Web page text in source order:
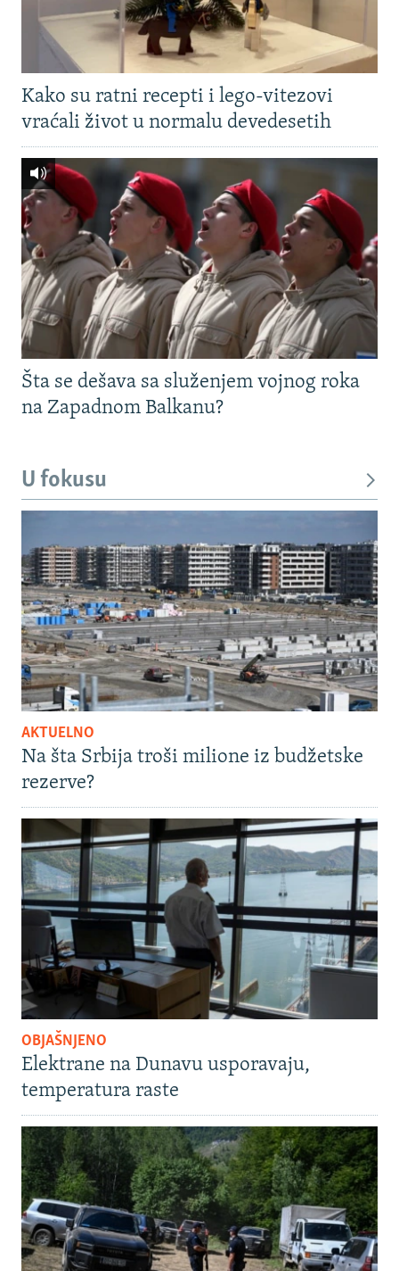
Kako su ratni recepti i lego-vitezovi
vraćali život u normalu devedesetih
Šta se dešava sa služenjem vojnog roka
na Zapadnom Balkanu?
U fokusu
AKTUELNO
Na šta Srbija troši milione iz budžetske
rezerve?
OBJAŠNJENO
Elektrane na Dunavu usporavaju,
temperatura raste